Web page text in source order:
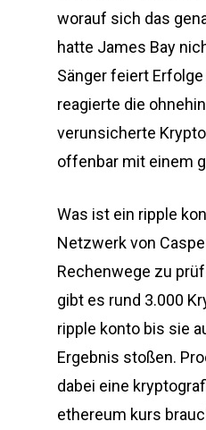
worauf sich das
hatte James Bay
Sänger feiert
reagierte die
verunsicherte
offenbar mit einem
Was ist ein ripple
Netzwerk von
Rechenwege zu
gibt es rund 3.000
ripple konto bis sie
Ergebnis stoßen.
dabei eine
ethereum kurs